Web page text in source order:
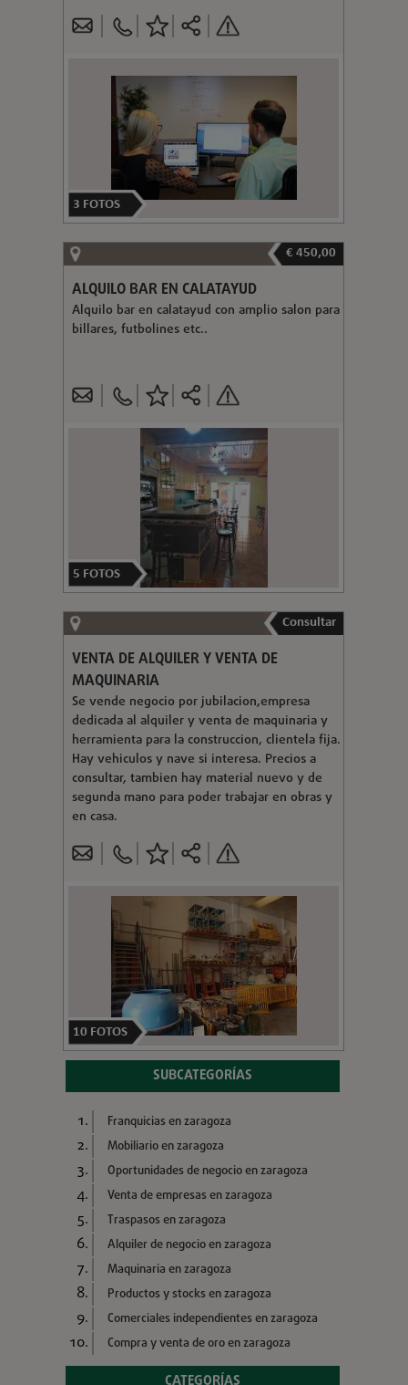
3 FOTOS
€ 450,00
ALQUILO BAR EN CALATAYUD
Alquilo bar en calatayud con amplio salon para
billares, futbolines etc..
5 FOTOS
Consultar
VENTA DE ALQUILER Y VENTA DE
MAQUINARIA
Se vende negocio por jubilacion,empresa
dedicada al alquiler y venta de maquinaria y
herramienta para la construccion, clientela fija.
Hay vehiculos y nave si interesa. Precios a
consultar, tambien hay material nuevo y de
segunda mano para poder trabajar en obras y
en casa.
10 FOTOS
SUBCATEGORÍAS
Franquicias en zaragoza
Mobiliario en zaragoza
Oportunidades de negocio en zaragoza
Venta de empresas en zaragoza
Traspasos en zaragoza
Alquiler de negocio en zaragoza
Maquinaria en zaragoza
Productos y stocks en zaragoza
Comerciales independientes en zaragoza
Compra y venta de oro en zaragoza